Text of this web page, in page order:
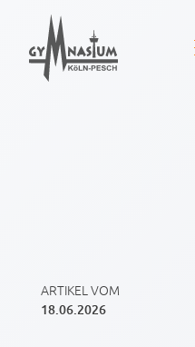
ARTIKEL VOM
18.06.2026